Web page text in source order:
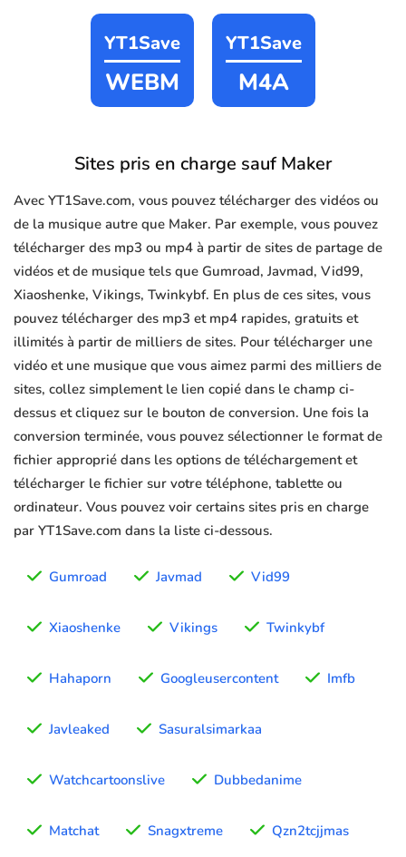
YT1Save
WEBM
YT1Save
M4A
Sites pris en charge sauf Maker
Avec YT1Save.com, vous pouvez télécharger des vidéos ou
de la musique autre que Maker. Par exemple, vous pouvez
télécharger des mp3 ou mp4 à partir de sites de partage de
vidéos et de musique tels que Gumroad, Javmad, Vid99,
Xiaoshenke, Vikings, Twinkybf. En plus de ces sites, vous
pouvez télécharger des mp3 et mp4 rapides, gratuits et
illimités à partir de milliers de sites. Pour télécharger une
vidéo et une musique que vous aimez parmi des milliers de
sites, collez simplement le lien copié dans le champ ci-
dessus et cliquez sur le bouton de conversion. Une fois la
conversion terminée, vous pouvez sélectionner le format de
fichier approprié dans les options de téléchargement et
télécharger le fichier sur votre téléphone, tablette ou
ordinateur. Vous pouvez voir certains sites pris en charge
par YT1Save.com dans la liste ci-dessous.
Gumroad Javmad Vid99
Xiaoshenke Vikings Twinkybf
Hahaporn Googleusercontent Imfb
Javleaked Sasuralsimarkaa
Watchcartoonslive Dubbedanime
Matchat Snagxtreme Qzn2tcjjmas